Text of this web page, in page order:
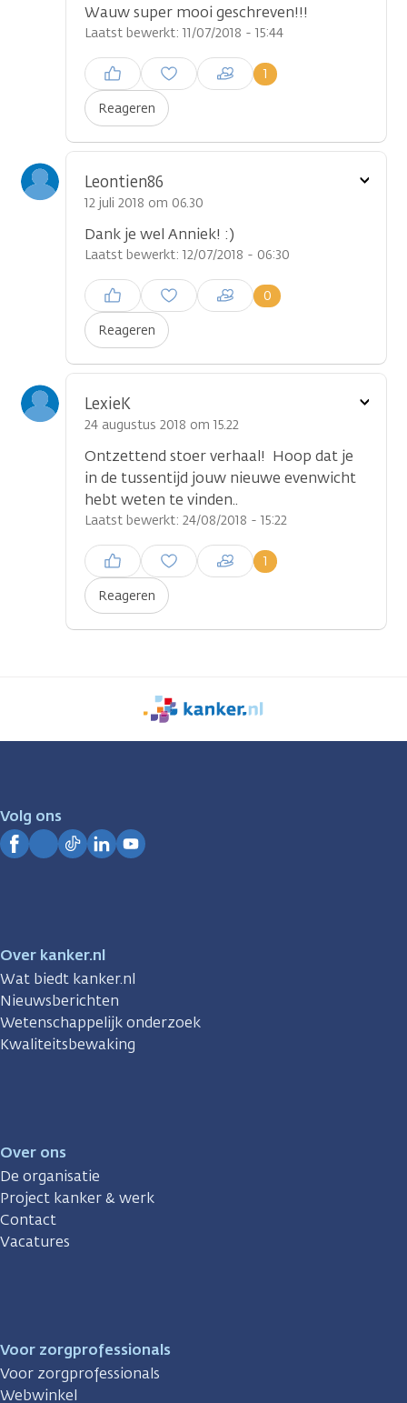
Wauw super mooi geschreven!!!
Laatst bewerkt: 11/07/2018 - 15:44
Reageren
1
Inloggen om een reactie te
plaatsen
Leontien86
12 juli 2018 om 06.30
Dank je wel Anniek! :)
Laatst bewerkt: 12/07/2018 - 06:30
Reageren
0
Inloggen om een reactie te
plaatsen
Toon
LexieK
24 augustus 2018 om 15.22
Ontzettend stoer verhaal! Hoop dat je
in de tussentijd jouw nieuwe evenwicht
hebt weten te vinden..
Laatst bewerkt: 24/08/2018 - 15:22
Reageren
1
Inloggen om een reactie te
plaatsen
Toon
...
We
zijn
Volg ons
Over kanker.nl
Wat biedt kanker.nl
Nieuwsberichten
Wetenschappelijk onderzoek
Kwaliteitsbewaking
Over ons
De organisatie
Project kanker & werk
Contact
Vacatures
Voor zorgprofessionals
Voor zorgprofessionals
Webwinkel